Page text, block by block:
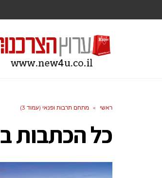
ראשי » מתחם תרבות ופנאי (עמוד 3)
כל הכתבות ב